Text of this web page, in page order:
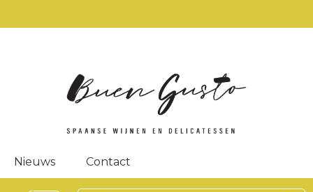
Nieuws Contact